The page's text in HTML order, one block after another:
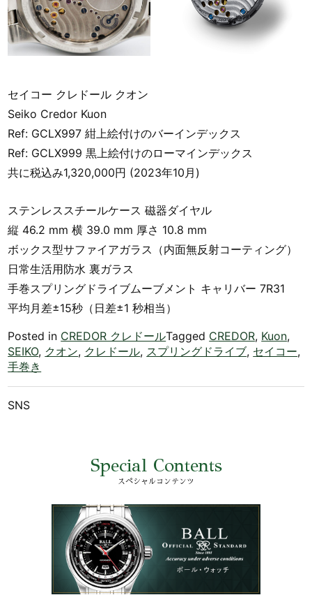
セイコー クレドール クオン
Seiko Credor Kuon
Ref: GCLX997 紺上絵付けのバーインデックス
Ref: GCLX999 黒上絵付けのローマインデックス
共に税込み1,320,000円 (2023年10月)
ステンレススチールケース 磁器ダイヤル
縦 46.2 mm 横 39.0 mm 厚さ 10.8 mm
ボックス型サファイアガラス（内面無反射コーティング）
日常生活用防水 裏ガラス
手巻スプリングドライブムーブメント キャリバー 7R31
平均月差±15秒（日差±1 秒相当）
Posted in CREDOR クレドールTagged CREDOR, Kuon,
SEIKO, クオン, クレドール, スプリングドライブ, セイコー,
手巻き
SNS
Special Contents
スペシャルコンテンツ